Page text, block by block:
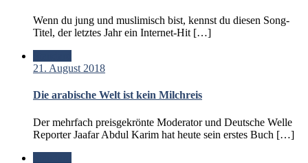
Wenn du jung und muslimisch bist, kennst du diesen Song-
Titel, der letztes Jahr ein Internet-Hit […]
21. August 2018
Die arabische Welt ist kein Milchreis
Der mehrfach preisgekrönte Moderator und Deutsche Welle
Reporter Jaafar Abdul Karim hat heute sein erstes Buch […]